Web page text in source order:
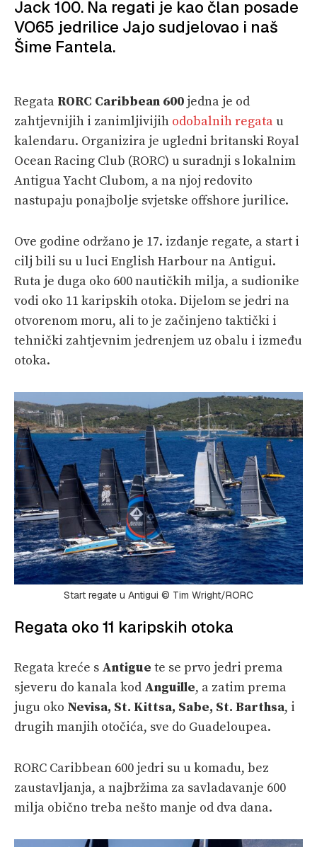
Jack 100. Na regati je kao član posade
VO65 jedrilice Jajo sudjelovao i naš
Šime Fantela.
Regata RORC Caribbean 600 jedna je od
zahtjevnijih i zanimljivijih odobalnih regata u
kalendaru. Organizira je ugledni britanski Royal
Ocean Racing Club (RORC) u suradnji s lokalnim
Antigua Yacht Clubom, a na njoj redovito
nastupaju ponajbolje svjetske offshore jurilice.
Ove godine održano je 17. izdanje regate, a start i
cilj bili su u luci English Harbour na Antigui.
Ruta je duga oko 600 nautičkih milja, a sudionike
vodi oko 11 karipskih otoka. Dijelom se jedri na
otvorenom moru, ali to je začinjeno taktički i
tehnički zahtjevnim jedrenjem uz obalu i između
otoka.
Start regate u Antigui © Tim Wright/RORC
Regata oko 11 karipskih otoka
Regata kreće s Antigue te se prvo jedri prema
sjeveru do kanala kod Anguille, a zatim prema
jugu oko Nevisa, St. Kittsa, Sabe, St. Barthsa, i
drugih manjih otočića, sve do Guadeloupea.
RORC Caribbean 600 jedri su u komadu, bez
zaustavljanja, a najbržima za savladavanje 600
milja obično treba nešto manje od dva dana.